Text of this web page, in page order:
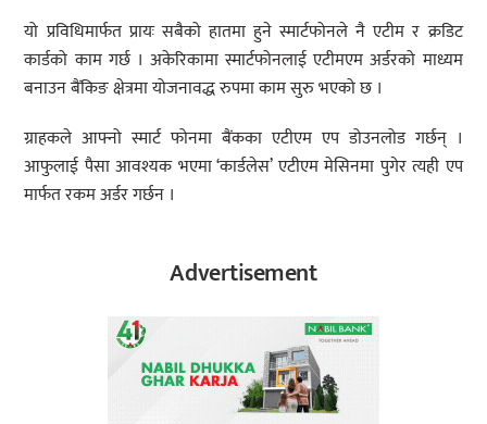
यो प्रविधिमार्फत प्रायः सबैको हातमा हुने स्मार्टफोनले नै एटीम र क्रडिट
कार्डको काम गर्छ । अकेरिकामा स्मार्टफोनलाई एटीमएम अर्डरको माध्यम
बनाउन बैंकिङ क्षेत्रमा योजनावद्ध रुपमा काम सुरु भएको छ ।
ग्राहकले आफ्नो स्मार्ट फोनमा बैंकका एटीएम एप डोउनलोड गर्छन् ।
आफुलाई पैसा आवश्यक भएमा ‘कार्डलेस’ एटीएम मेसिनमा पुगेर त्यही एप
मार्फत रकम अर्डर गर्छन ।
Advertisement